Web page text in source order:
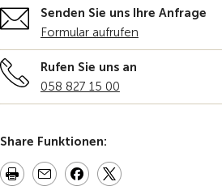
Senden Sie uns Ihre Anfrage
Formular aufrufen
Rufen Sie uns an
058 827 15 00
Share Funktionen: